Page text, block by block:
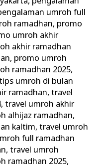
umroh full
ramadhan, promo
umroh akhir
akhir ramadhan
, promo umroh
ramadhan 2025,
umroh di bulan
ramadhan,travel
,travel umroh akhir
alhijaz ramadhan,
kaltim,travel umroh
full ramadhan
,travel umroh
ramadhan 2025,